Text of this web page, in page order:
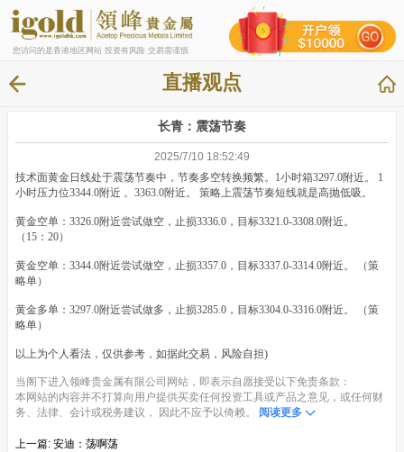
您访问的是香港地区网站 投资有风险 交易需谨慎
直播观点
长青：震荡节奏
2025/7/10 18:52:49
技术面黄金日线处于震荡节奏中，节奏多空转换频繁。1小时箱3297.0附近。 1
小时压力位3344.0附近 。3363.0附近。 策略上震荡节奏短线就是高抛低吸。
黄金空单：3326.0附近尝试做空，止损3336.0，目标3321.0-3308.0附近。
（15：20）
黄金空单：3344.0附近尝试做空，止损3357.0，目标3337.0-3314.0附近。 （策
略单）
黄金多单：3297.0附近尝试做多，止损3285.0，目标3304.0-3316.0附近。 （策
略单）
以上为个人看法，仅供参考，如据此交易，风险自担)
当阁下进入领峰贵金属有限公司网站，即表示自愿接受以下免责条款：
本网站的内容并不打算向用户提供买卖任何投资工具或产品之意见，或任何财
务、法律、会计或税务建议， 因此不应予以倚赖。
阅读更多
上一篇: 安迪：荡啊荡